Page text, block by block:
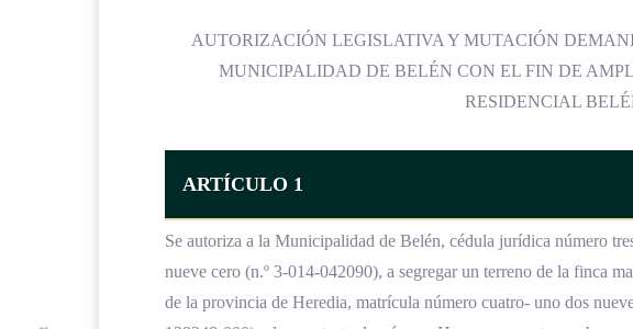
AUTORIZACIÓN LEGISLATIVA Y MUTACIÓN
MUNICIPALIDAD DE BELÉN CON EL FIN DE
RESIDENCIAL
ARTÍCULO 1
Se autoriza a la Municipalidad de Belén, cédula jurídica número
nueve cero (n.º 3-014-042090), a segregar un terreno de la finca
de la provincia de Heredia, matrícula número cuatro- uno dos